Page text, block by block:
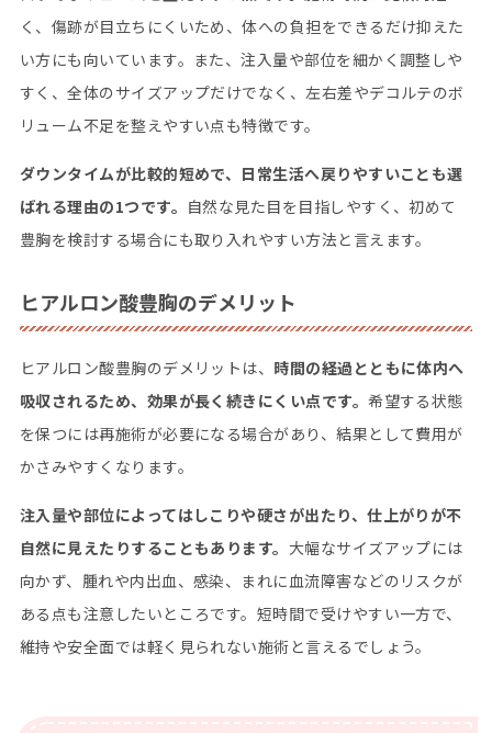
く、傷跡が目立ちにくいため、体への負担をできるだけ抑えた
い方にも向いています。また、注入量や部位を細かく調整しや
すく、全体のサイズアップだけでなく、左右差やデコルテのボ
リューム不足を整えやすい点も特徴です。
ダウンタイムが比較的短めで、日常生活へ戻りやすいことも選
ばれる理由の1つです。 自然な見た目を目指しやすく、初めて
豊胸を検討する場合にも取り入れやすい方法と言えます。
ヒアルロン酸豊胸のデメリット
ヒアルロン酸豊胸のデメリットは、 時間の経過とともに体内へ
吸収されるため、効果が長く続きにくい点です。希望する状態
を保つには再施術が必要になる場合があり、結果として費用が
かさみやすくなります。
注入量や部位によってはしこりや硬さが出たり、仕上がりが不
自然に見えたりすることもあります。 大幅なサイズアップには
向かず、腫れや内出血、感染、まれに血流障害などのリスクが
ある点も注意したいところです。短時間で受けやすい一方で、
維持や安全面では軽く見られない施術と言えるでしょう。